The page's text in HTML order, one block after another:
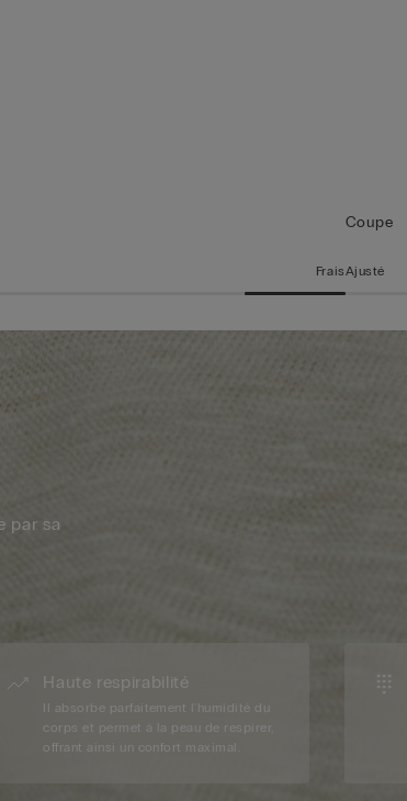
Frais
Coupe
Ajusté
par sa
Haute respirabilité
Il absorbe parfaitement l'humidité du
corps et permet à la peau de respirer,
offrant ainsi un confort maximal.